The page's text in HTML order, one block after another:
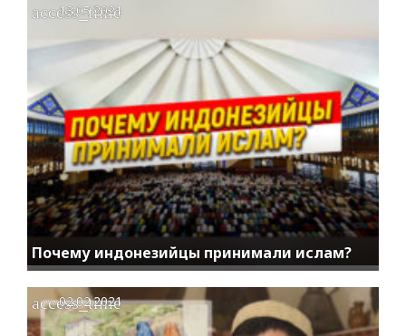
Почему индонезийцы принимали ислам?
access_time
13.05.2021
access_time
02.02.2021